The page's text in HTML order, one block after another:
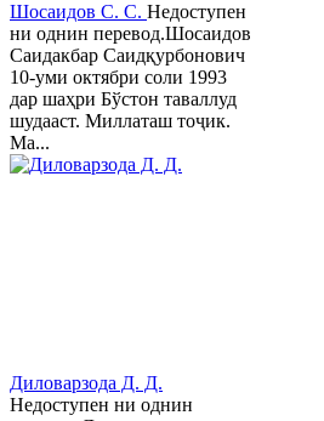
Шосаидов С. С. Недоступен
ни однин перевод.Шосаидов
Саидакбар Саидқурбонович
10-уми октябри соли 1993
дар шаҳри Бўстон таваллуд
шудааст. Миллаташ тоҷик.
Ма...
Диловарзода Д. Д.
Недоступен ни однин